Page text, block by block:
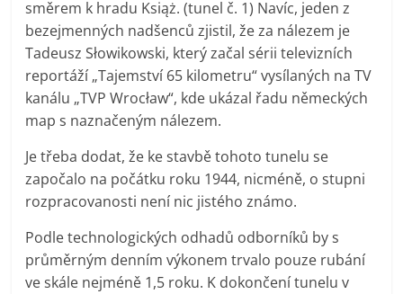
směrem k hradu Książ. (tunel č. 1) Navíc, jeden z
bezejmenných nadšenců zjistil, že za nálezem je
Tadeusz Słowikowski, který začal sérii televizních
reportáží „Tajemství 65 kilometru“ vysílaných na TV
kanálu „TVP Wrocław“, kde ukázal řadu německých
map s naznačeným nálezem.
Je třeba dodat, že ke stavbě tohoto tunelu se
započalo na počátku roku 1944, nicméně, o stupni
rozpracovanosti není nic jistého známo.
Podle technologických odhadů odborníků by s
průměrným denním výkonem trvalo pouze rubání
ve skále nejméně 1,5 roku. K dokončení tunelu v